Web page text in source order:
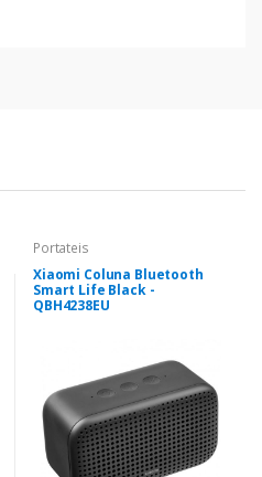
Portateis
Xiaomi Coluna Bluetooth
Smart Life Black -
QBH4238EU